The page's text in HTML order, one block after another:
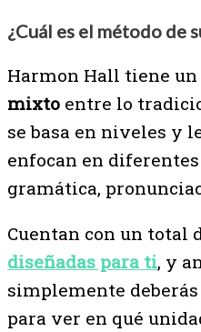
¿Cuál es el método de
Harmon Hall tiene un
mixto entre lo
se basa en niveles y
enfocan en diferentes
gramática,
Cuentan con un total
diseñadas para ti, y
simplemente
para ver en qué